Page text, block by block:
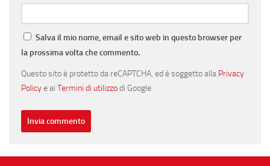
Salva il mio nome, email e sito web in questo browser per
la prossima volta che commento.
Questo sito è protetto da reCAPTCHA, ed è soggetto alla Privacy
Policye ai Termini di utilizzodi Google.